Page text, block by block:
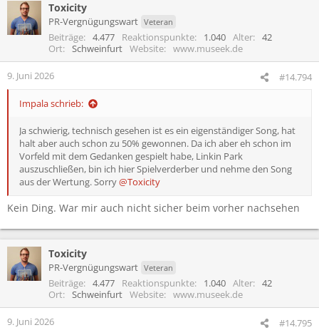
t
i
n
n
Toxicity
PR-Vergnügungswart Veteran
Beiträge 4.477 Reaktionspunkte 1.040 Alter
42
Ort
Schweinfurt Website www.museek.de
9. Juni 2026 #14.794
Impala schrieb:
Ja schwierig, technisch gesehen ist es ein eigenständiger Song, hat
halt aber auch schon zu 50% gewonnen. Da ich aber eh schon im
Vorfeld mit dem Gedanken gespielt habe, Linkin Park
auszuschließen, bin ich hier Spielverderber und nehme den Song
aus der Wertung. Sorry@Toxicity
Kein Ding. War mir auch nicht sicher beim vorher nachsehen
Toxicity
PR-Vergnügungswart Veteran
Beiträge 4.477 Reaktionspunkte 1.040 Alter
42
Ort
Schweinfurt Website www.museek.de
9. Juni 2026 #14.795